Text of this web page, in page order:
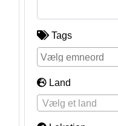
Tags
Land
Vælg et land